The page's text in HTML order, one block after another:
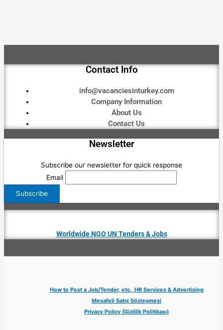
Contact Info
info@vacanciesinturkey.com
Company Information
About Us
Contact Us
Newsletter
Subscribe our newsletter for quick response
Email
Worldwide NGO UN Tenders & Jobs
How to Post a Job/Tender, etc., HR Services & Advertising
Mesafeli Satış Sözleşmesi
Privacy Policy (Gizlilik Politikası)